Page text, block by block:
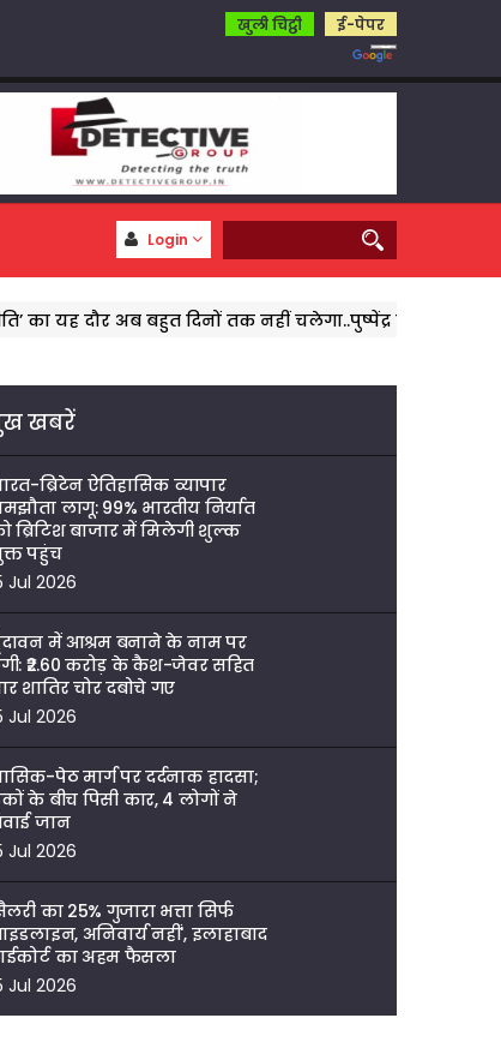
खुली चिट्ठी ई-पेपर
Login
अब बहुत दिनों तक नहीं चलेगा..पुष्पेंद्र पुष्प पत्रकार को
खबरें
ब्रिटेन ऐतिहासिक व्यापार
लागू: 99% भारतीय निर्यात
ब्रिटिश बाजार में मिलेगी शुल्क
पहुंच
Jul 2026
में आश्रम बनाने के नाम पर
₹2.60 करोड़ के कैश-जेवर सहित
शातिर चोर दबोचे गए
Jul 2026
पेठ मार्ग पर दर्दनाक हादसा;
के बीच पिसी कार, 4 लोगों ने
जान
Jul 2026
का 25% गुजारा भत्ता सिर्फ
अनिवार्य नहीं', इलाहाबाद
का अहम फैसला
Jul 2026